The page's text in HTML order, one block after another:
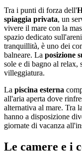
Tra i punti di forza dell'
spiaggia privata, un
vivere il mare con la
spazio dedicato
tranquillità, è uno dei
balneare. La posizione
sole e di bagno al relax,
villeggiatura.
La piscina esterna
all'aria aperta dove
alternativa al mare. Tra
hanno a disposizione
giornate di vacanza
Le camere e i